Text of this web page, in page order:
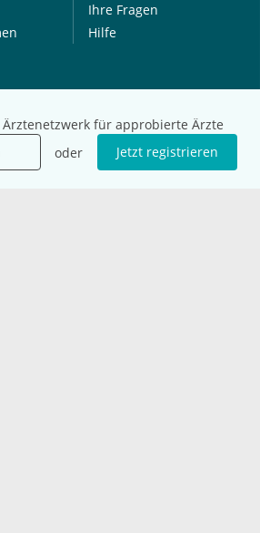
Ärztenetzwerk für approbierte Ärzte
oder Jetzt registrieren
Ihre Fragen
Hilfe